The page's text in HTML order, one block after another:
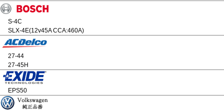
S-4C
SLX-4E(12v45A CCA:460A)
27-44
27-45H
EPS50